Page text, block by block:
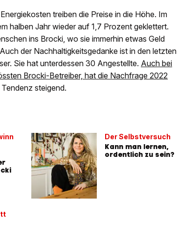
treiben die Preise in die Höhe. Im
halben Jahr wieder auf 1,7 Prozent geklettert.
ins Brocki, wo sie immerhin etwas Geld
der Nachhaltigkeitsgedanke ist in den letzten
Sie hat unterdessen 30 Angestellte. Auch bei
Brocki-Betreiber, hat die Nachfrage 2022
Tendenz steigend.
Der Selbstversuch
Kann man lernen,
ordentlich zu sein?